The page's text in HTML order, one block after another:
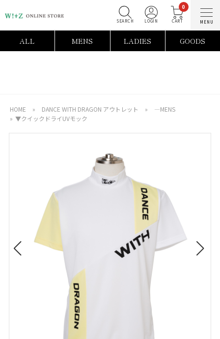
0
ALL MENS LADIES GOODS
HOME » DANCE WITH DRAGON アウトレット »
―MENS
» ▼クイックドライUVモック